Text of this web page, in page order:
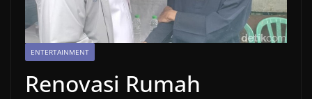
ENTERTAINMENT
Renovasi Rumah